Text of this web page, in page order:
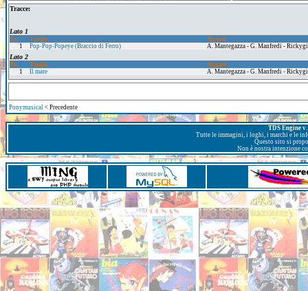
Tracce:
Lato 1
Tr.
Titolo Autori
1 Pop-Pop-Popeye (Braccio di Ferro) A. Mantegazza - G. Manfredi -
Lato 2
Tr.
Titolo Autori
1 Il mare A. Mantegazza - G. Manfredi -
Ponymusical < Precedente
TDS Engine
Tutte le immagini, i loghi, i marchi e le
Questo sito si
Non è nostra intenzione